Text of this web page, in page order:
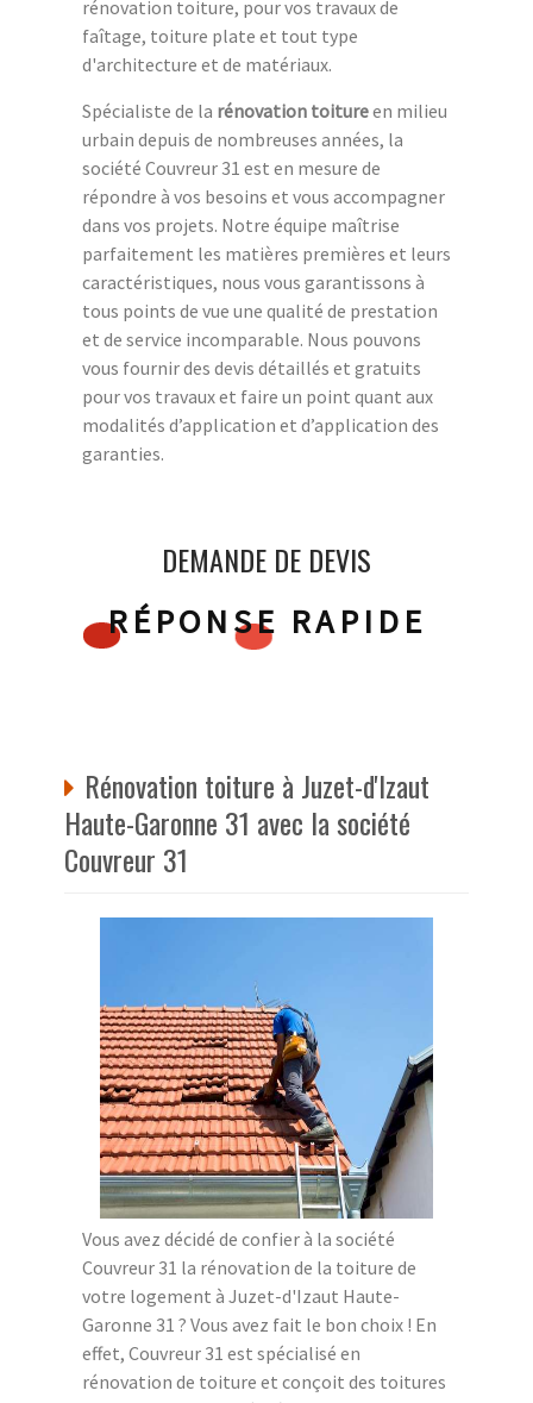
rénovation toiture, pour vos travaux de
faîtage, toiture plate et tout type
d'architecture et de matériaux.
Spécialiste de la rénovation toitureen milieu
urbain depuis de nombreuses années, la
société Couvreur 31 est en mesure de
répondre à vos besoins et vous accompagner
dans vos projets. Notre équipe maîtrise
parfaitement les matières premières et leurs
caractéristiques, nous vous garantissons à
tous points de vue une qualité de prestation
et de service incomparable. Nous pouvons
vous fournir des devis détaillés et gratuits
pour vos travaux et faire un point quant aux
modalités d’application et d’application des
garanties.
DEMANDE DE DEVIS
RÉPONSE RAPIDE
Rénovation toiture à Juzet-d'Izaut
Haute-Garonne 31 avec la société
Couvreur 31
Vous avez décidé de confier à la société
Couvreur 31 la rénovation de la toiture de
votre logement à Juzet-d'Izaut Haute-
Garonne 31 ? Vous avez fait le bon choix ! En
effet, Couvreur 31 est spécialisé en
rénovation de toiture et conçoit des toitures